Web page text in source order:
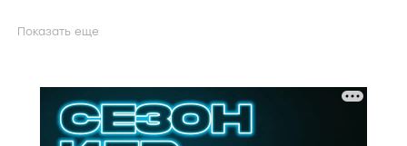
Показать еще